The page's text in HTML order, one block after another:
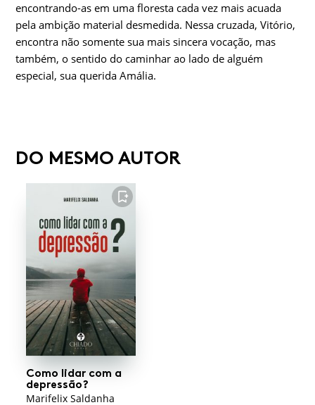
encontrando-as em uma floresta cada vez mais acuada
pela ambição material desmedida. Nessa cruzada, Vitório,
encontra não somente sua mais sincera vocação, mas
também, o sentido do caminhar ao lado de alguém
especial, sua querida Amália.
DO MESMO AUTOR
FAVORITO
Como lidar com a
depressão?
Marifelix Saldanha